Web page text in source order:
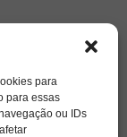
para
para essas
ou IDs
filme